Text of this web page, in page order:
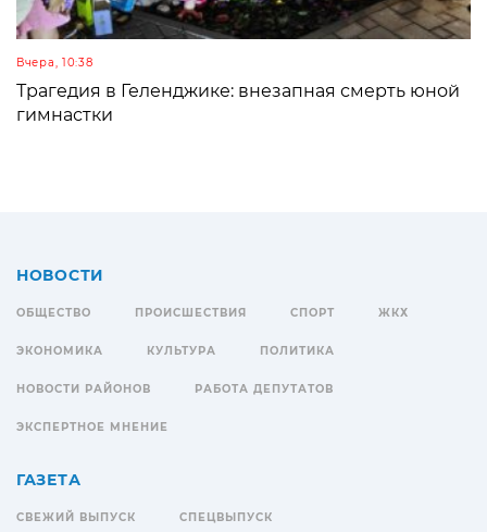
Вчера, 10:38
Трагедия в Геленджике: внезапная смерть юной
гимнастки
НОВОСТИ
ОБЩЕСТВО ПРОИСШЕСТВИЯ СПОРТ ЖКХ
ЭКОНОМИКА КУЛЬТУРА ПОЛИТИКА
НОВОСТИ РАЙОНОВ РАБОТА ДЕПУТАТОВ
ЭКСПЕРТНОЕ МНЕНИЕ
ГАЗЕТА
СВЕЖИЙ ВЫПУСК СПЕЦВЫПУСК